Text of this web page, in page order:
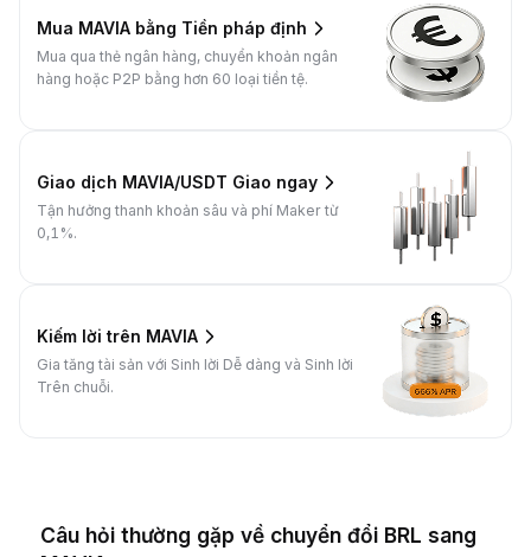
Mua MAVIA bằng Tiền pháp định
Mua qua thẻ ngân hàng, chuyển khoản ngân
hàng hoặc P2P bằng hơn 60 loại tiền tệ.
Giao dịch MAVIA/USDT Giao ngay
Tận hưởng thanh khoản sâu và phí Maker từ
0,1%.
Kiếm lời trên MAVIA
Gia tăng tài sản với Sinh lời Dễ dàng và Sinh lời
Trên chuỗi.
Câu hỏi thường gặp về chuyển đổi BRL sang